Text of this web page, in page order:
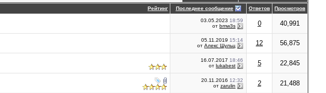
Рейтинг Последнее сообщение Ответов Просмотров
03.05.2023 18:59
от bmw3s 0 40,991
05.11.2019 15:14
от Алекс Шульц 12 56,875
16.07.2017 18:46
от lukabest 5 22,845
20.11.2016 12:32
от zarulin 2 21,488